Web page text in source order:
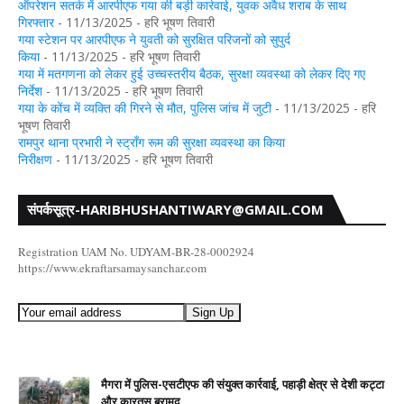
ऑपरेशन सतर्क में आरपीएफ गया की बड़ी कार्रवाई, युवक अवैध शराब के साथ
गिरफ्तार- 11/13/2025 - हरि भूषण तिवारी
गया स्टेशन पर आरपीएफ ने युवती को सुरक्षित परिजनों को सुपुर्द
किया- 11/13/2025 - हरि भूषण तिवारी
गया में मतगणना को लेकर हुई उच्चस्तरीय बैठक, सुरक्षा व्यवस्था को लेकर दिए गए
निर्देश- 11/13/2025 - हरि भूषण तिवारी
गया के कोंच में व्यक्ति की गिरने से मौत, पुलिस जांच में जुटी- 11/13/2025 - हरि
भूषण तिवारी
रामपुर थाना प्रभारी ने स्ट्रॉंग रूम की सुरक्षा व्यवस्था का किया
निरीक्षण - 11/13/2025 - हरि भूषण तिवारी
संपर्कसूत्र-HARIBHUSHANTIWARY@GMAIL.COM
Registration UAM No. UDYAM-BR-28-0002924
https://www.ekraftarsamaysanchar.com
मैगरा में पुलिस-एसटीएफ की संयुक्त कार्रवाई, पहाड़ी क्षेत्र से देशी कट्टा